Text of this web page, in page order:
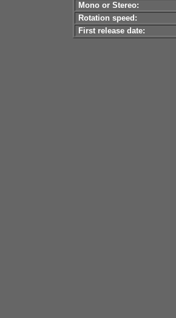
Mono or Stereo:
Rotation speed:
First release date: